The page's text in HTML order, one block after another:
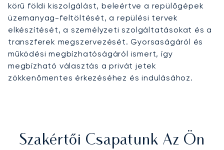
körű földi kiszolgálást, beleértve a repülőgépek
üzemanyag-feltöltését, a repülési tervek
elkészítését, a személyzeti szolgáltatásokat és a
transzferek megszervezését. Gyorsaságáról és
működési megbízhatóságáról ismert, így
megbízható választás a privát jetek
zökkenőmentes érkezéséhez és indulásához.
Szakértői Csapatunk Az Ön